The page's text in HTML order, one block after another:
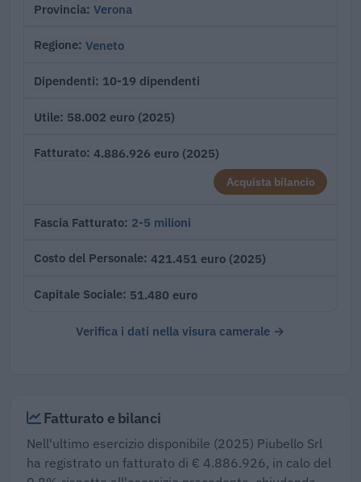
Provincia Verona
Regione Veneto
Dipendenti 10-19 dipendenti
Utile 58.002 euro (2025)
Fatturato 4.886.926 euro (2025)
Acquista bilancio
Fascia Fatturato 2-5 milioni
Costo del Personale 421.451 euro (2025)
Capitale Sociale 51.480 euro
Verifica i dati nella visura camerale →
Fatturato e bilanci
Nell'ultimo esercizio disponibile (2025) Piubello Srl
ha registrato un fatturato di € 4.886.926, in calo del